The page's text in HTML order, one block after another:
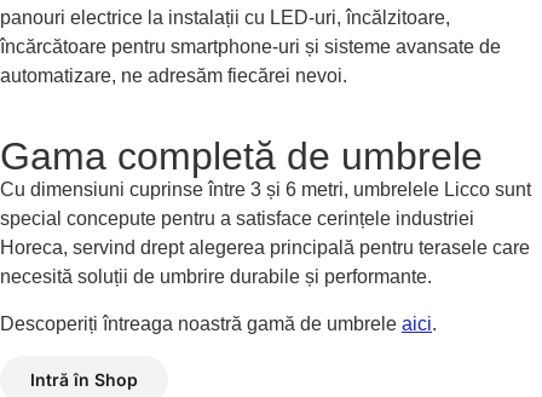
panouri electrice la instalații cu LED-uri, încălzitoare,
încărcătoare pentru smartphone-uri și sisteme avansate de
automatizare, ne adresăm fiecărei nevoi.
Gama completă de umbrele
Cu dimensiuni cuprinse între 3 și 6 metri, umbrelele Licco sunt
special concepute pentru a satisface cerințele industriei
Horeca, servind drept alegerea principală pentru terasele care
necesită soluții de umbrire durabile și performante.
Descoperiți întreaga noastră gamă de umbrele aici.
Intră în Shop